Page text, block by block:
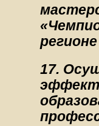
регионе
17.